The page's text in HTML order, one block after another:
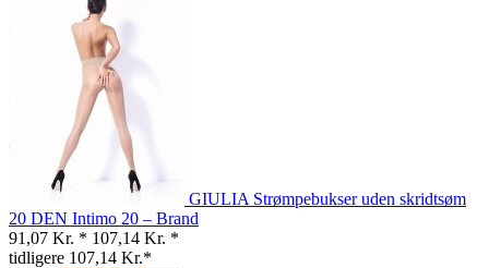
GIULIA Strømpebukser uden skridtsøm
20 DEN Intimo 20 – Brand
91,07 Kr. * 107,14 Kr. *
tidligere 107,14 Kr.*